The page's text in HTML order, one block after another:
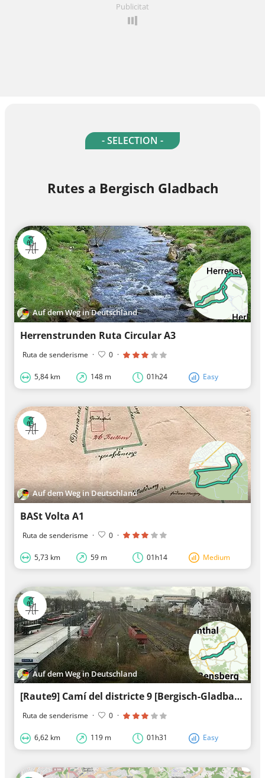
Publicitat
- SELECTION -
Rutes a Bergisch Gladbach
Auf dem Weg in Deutschland
Herrenstrunden Ruta Circular A3
Ruta de senderisme · 0 ·
5,84 km 148 m 01h24 Easy
Auf dem Weg in Deutschland
BASt Volta A1
Ruta de senderisme · 0 ·
5,73 km 59 m 01h14 Medium
Auf dem Weg in Deutschland
[Raute9] Camí del districte 9 [Bergisch-Gladbach]
Ruta de senderisme · 0 ·
6,62 km 119 m 01h31 Easy